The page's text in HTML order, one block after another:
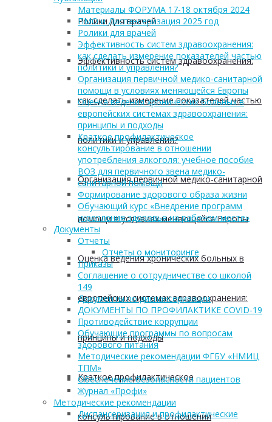
Ролики для врачей
Эффективность систем здравоохранения:
как сделать измерение показателей частью
политики и управления?
Организация первичной медико-санитарной
помощи в условиях меняющейся Европы
Оценка ведения хронических больных в
европейских системах здравоохранения:
принципы и подходы
Краткое профилактическое
консультирование в отношении
Материалы ФОРУМА 17-18 октября 2024
ПМО и Диспансеризация 2025 год
Ролики для врачей
Эффективность систем здравоохранения:
как сделать измерение показателей частью
политики и управления?
Организация первичной медико-санитарной
помощи в условиях меняющейся Европы
Оценка ведения хронических больных в
европейских системах здравоохранения:
принципы и подходы
Краткое профилактическое
консультирование в отношении
употребления алкоголя: учебное пособие
ВОЗ для первичного звена медико-
санитарной помощи
Формирование здорового образа жизни
Обучающий курс «Внедрение программ
укрепления здоровья на рабочем месте»
Документы
Отчеты
Отчеты о мониторинге
Приказы
Соглашение о сотрудничестве со школой
149
Документы по диспансеризации
ДОКУМЕНТЫ ПО ПРОФИЛАКТИКЕ COVID-19
Противодействие коррупции
Обучающие программы по вопросам
здорового питания
Методические рекомендации ФГБУ «НМИЦ
ТПМ»
Обеспечение безопасности пациентов
Журнал «Профи»
Методические рекомендации
Диспансеризация и профилактические